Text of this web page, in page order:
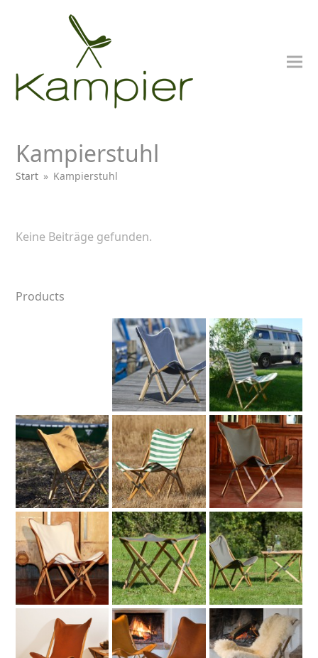
Kampierstuhl
Start » Kampierstuhl
Keine Beiträge gefunden.
Products